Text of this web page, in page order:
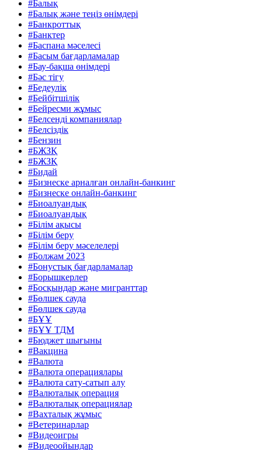
#Балық
#Балық және теңіз өнімдері
#Банкроттық
#Банктер
#Баспана мәселесі
#Басым бағдарламалар
#Бау-бақша өнімдері
#Бәс тігу
#Бедеулік
#Бейбітшілік
#Бейресми жұмыс
#Белсенді компаниялар
#Белсіздік
#Бензин
#БЖЗҚ
#БЖЗҚ
#Бидай
#Бизнеске арналған онлайн-банкинг
#Бизнеске онлайн-банкинг
#Биоалуандық
#Биоалуандық
#Білім ақысы
#Білім беру
#Білім беру мәселелері
#Болжам 2023
#Бонустық бағдарламалар
#Борышкерлер
#Босқындар және мигранттар
#Бөлшек сауда
#Бөлшек сауда
#БҰҰ
#БҰҰ ТДМ
#Бюджет шығыны
#Вакцина
#Валюта
#Валюта операциялары
#Валюта сату-сатып алу
#Валюталық операция
#Валюталық операциялар
#Вахталық жұмыс
#Ветеринарлар
#Видеоигры
#Видеоойындар